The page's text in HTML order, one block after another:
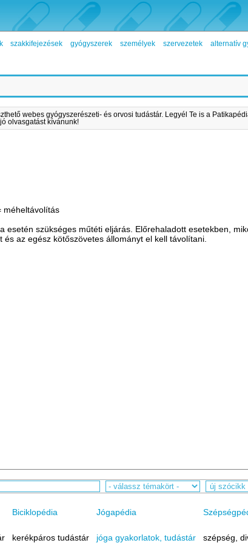
szakkifejezések gyógyszerek személyek szervezetek alternatív
webes gyógyszerészeti- és orvosi tudástár. Legyél Te is a
olvasgatást kívánunk!
méheltávolítás
esetén szükséges műtéti eljárás. Előrehaladott esetekben,
az egész kötőszövetes állományt el kell távolítani.
Biciklopédia Jógapédia
kerékpáros tudástár jóga gyakorlatok, tudástár szépség,